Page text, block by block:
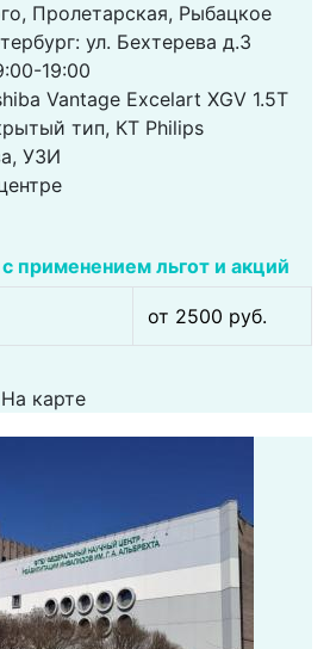
Пролетарская, Рыбацкое
ул. Бехтерева д.3
19:00
Vantage Excelart XGV 1.5T
тип, КТ Philips
УЗИ
применением льгот и акций
от 2500 pуб.
На карте